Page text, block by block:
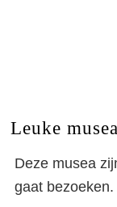
Leuke
Deze musea
gaat bezoeken.